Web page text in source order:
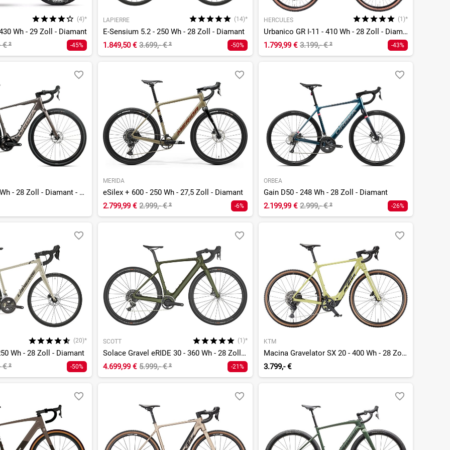
(4)*
Wh - 29 Zoll - Diamant
€² -45%
LAPIERRE (14)*
E-Sensium 5.2 - 250 Wh - 28 Zoll - Diamant
1.849,50 € 3.699,- €² -50%
HERCULES (1)*
Urbanico GR I-11 - 410 Wh - 28 Zoll - Diamant
1.799,99 € 3.199,- €² -43%
Denna H50 - 420 Wh - 28 Zoll - Diamant - 2026
MERIDA
eSilex + 600 - 250 Wh - 27,5 Zoll - Diamant
2.799,99 € 2.999,- €² -6%
ORBEA
Gain D50 - 248 Wh - 28 Zoll - Diamant
2.199,99 € 2.999,- €² -26%
(20)*
Wh - 28 Zoll - Diamant
€² -50%
SCOTT (1)*
Solace Gravel eRIDE 30 - 360 Wh - 28 Zoll - Diamant
4.699,99 € 5.999,- €² -21%
KTM
Macina Gravelator SX 20 - 400 Wh - 28 Zoll - Diamant - 2026
3.799,- €